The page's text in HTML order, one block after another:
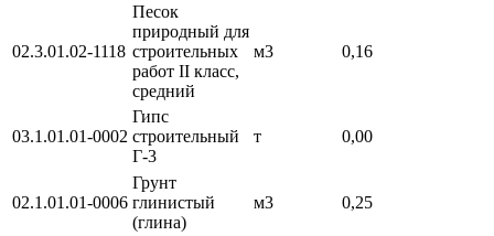
02.3.01.02-1118
Песок
природный для
строительных
работ II класс,
средний
м3 0,16
03.1.01.01-0002
Гипс
строительный
Г-3
т 0,00
02.1.01.01-0006
Грунт
глинистый
(глина)
м3 0,25